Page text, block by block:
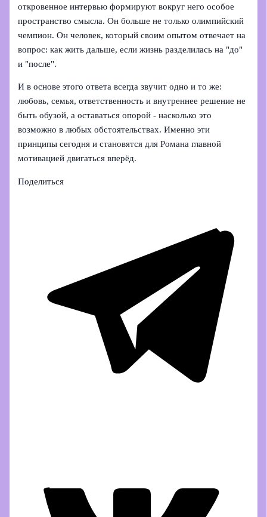
откровенное интервью формируют вокруг него особое
пространство смысла. Он больше не только олимпийский
чемпион. Он человек, который своим опытом отвечает на
вопрос: как жить дальше, если жизнь разделилась на "до"
и "после".
И в основе этого ответа всегда звучит одно и то же:
любовь, семья, ответственность и внутреннее решение не
быть обузой, а оставаться опорой - насколько это
возможно в любых обстоятельствах. Именно эти
принципы сегодня и становятся для Романа главной
мотивацией двигаться вперёд.
Поделиться